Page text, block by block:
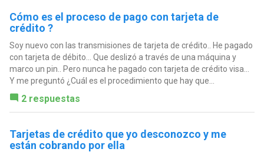
Cómo es el proceso de pago con tarjeta de
crédito ?
Soy nuevo con las transmisiones de tarjeta de crédito.. He pagado
con tarjeta de débito... Que deslizó a través de una máquina y
marco un pin.. Pero nunca he pagado con tarjeta de crédito visa...
Y me preguntó ¿Cuál es el procedimiento que hay que...
2 respuestas
Tarjetas de crédito que yo desconozco y me
están cobrando por ella